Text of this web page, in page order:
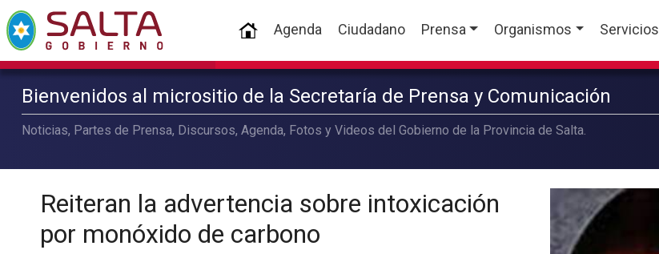
(current)
Agenda Ciudadano Prensa Organismos Servicios
Bienvenidos al micrositio de la Secretaría de Prensa y Comunicación
Noticias, Partes de Prensa, Discursos, Agenda, Fotos y Videos del Gobierno de la Provincia de Salta.
Reiteran la advertencia sobre intoxicación
por monóxido de carbono